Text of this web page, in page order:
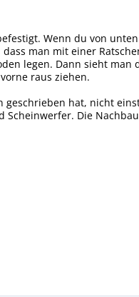
Wenn du von
man mit einer
legen. Dann sieht
raus ziehen.
geschrieben hat, nicht
Die